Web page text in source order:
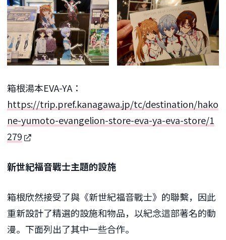
箱根湯本EVA-YA：
https://trip.pref.kanagawa.jp/tc/destination/hako
ne-yumoto-evangelion-store-eva-ya-eva-store/1
279
新世紀福音戰士主題的設施
箱根欣然接受了與《新世紀福音戰士》的聯繫，因此
重新設計了精選的設施和物品，以紀念這部著名的動
漫。下面列出了其中一些合作。